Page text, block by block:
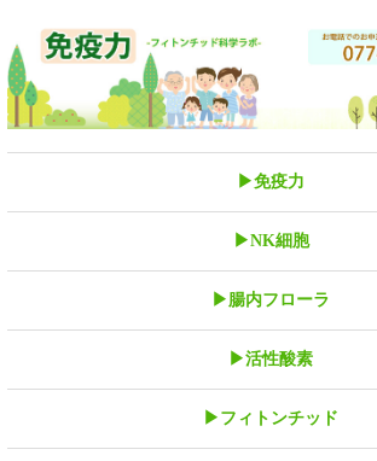
▶免疫力
▶NK細胞
▶腸内フローラ
▶活性酸素
▶フィトンチッド